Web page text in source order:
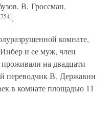
В. Гроссман,
.
комнате,
и ее муж, член
на двадцати
переводчик В. Державин
в комнате площадью 11